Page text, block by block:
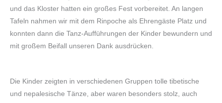
und das Kloster hatten ein großes Fest vorbereitet. An langen
Tafeln nahmen wir mit dem Rinpoche als Ehrengäste Platz und
konnten dann die Tanz-Aufführungen der Kinder bewundern und
mit großem Beifall unseren Dank ausdrücken.
Die Kinder zeigten in verschiedenen Gruppen tolle tibetische
und nepalesische Tänze, aber waren besonders stolz, auch